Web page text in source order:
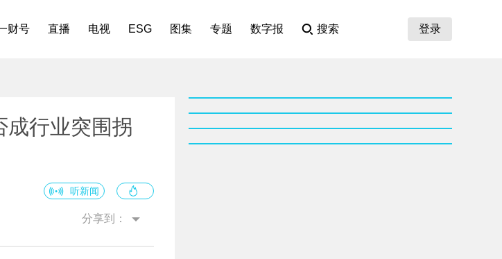
财号 直播 电视 ESG 图集 专题 数字报 搜索 登录
成行业突围拐
听新闻
分享到：